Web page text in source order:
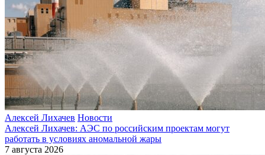
Алексей Лихачев Новости
Алексей Лихачев: АЭС по российским проектам могут
работать в условиях аномальной жары
7 августа 2026